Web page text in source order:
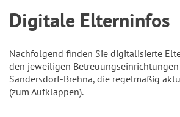
Digitale Elterninfos
Nachfolgend finden Sie digitalisierte
den jeweiligen
Sandersdorf-Brehna, die regelmäßig
(zum Aufklappen).